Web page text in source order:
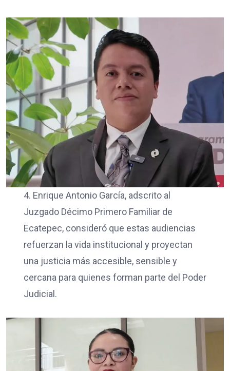
4. Enrique Antonio García, adscrito al
Juzgado Décimo Primero Familiar de
Ecatepec, consideró que estas audiencias
refuerzan la vida institucional y proyectan
una justicia más accesible, sensible y
cercana para quienes forman parte del Poder
Judicial.